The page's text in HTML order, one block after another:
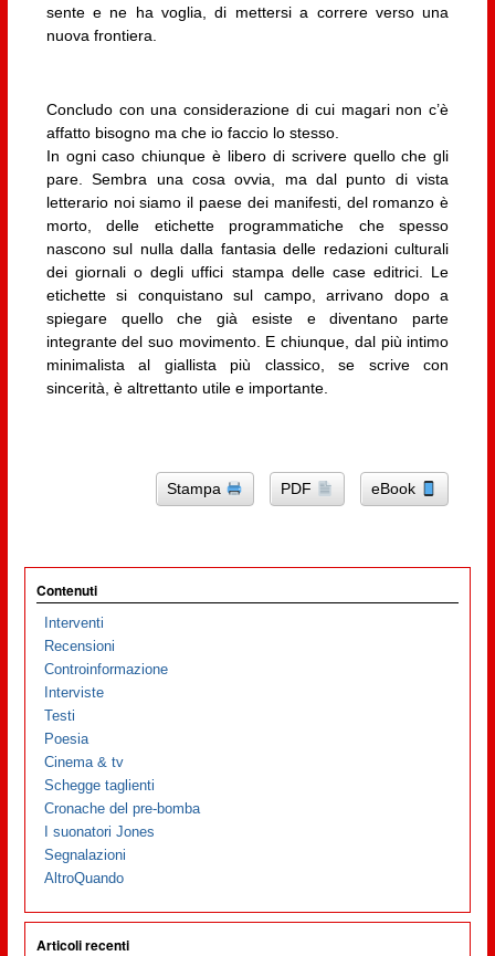
sente e ne ha voglia, di mettersi a correre verso una
nuova frontiera.
Concludo con una considerazione di cui magari non c’è
affatto bisogno ma che io faccio lo stesso.
In ogni caso chiunque è libero di scrivere quello che gli
pare. Sembra una cosa ovvia, ma dal punto di vista
letterario noi siamo il paese dei manifesti, del romanzo è
morto, delle etichette programmatiche che spesso
nascono sul nulla dalla fantasia delle redazioni culturali
dei giornali o degli uffici stampa delle case editrici. Le
etichette si conquistano sul campo, arrivano dopo a
spiegare quello che già esiste e diventano parte
integrante del suo movimento. E chiunque, dal più intimo
minimalista al giallista più classico, se scrive con
sincerità, è altrettanto utile e importante.
Stampa PDF eBook
Contenuti
Interventi
Recensioni
Controinformazione
Interviste
Testi
Poesia
Cinema & tv
Schegge taglienti
Cronache del pre-bomba
I suonatori Jones
Segnalazioni
AltroQuando
Articoli recenti